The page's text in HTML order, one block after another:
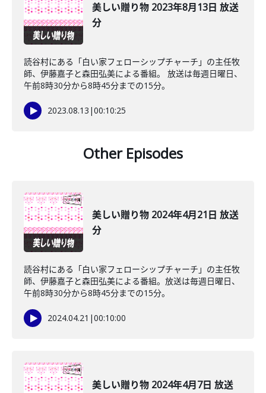
美しい贈り物 2023年8月13日 放送
分
読谷村にある「白い家フェローシップチャーチ」の主任牧
師、伊藤嘉子と森田弘美による番組。 放送は毎週日曜日、
午前8時30分から8時45分までの15分。
2023.08.13 |00:10:25
Other Episodes
美しい贈り物 2024年4月21日 放送
分
読谷村にある「白い家フェローシップチャーチ」の主任牧
師、伊藤嘉子と森田弘美による番組。放送は毎週日曜日、
午前8時30分から8時45分までの15分。
2024.04.21 |00:10:00
美しい贈り物 2024年4月7日 放送